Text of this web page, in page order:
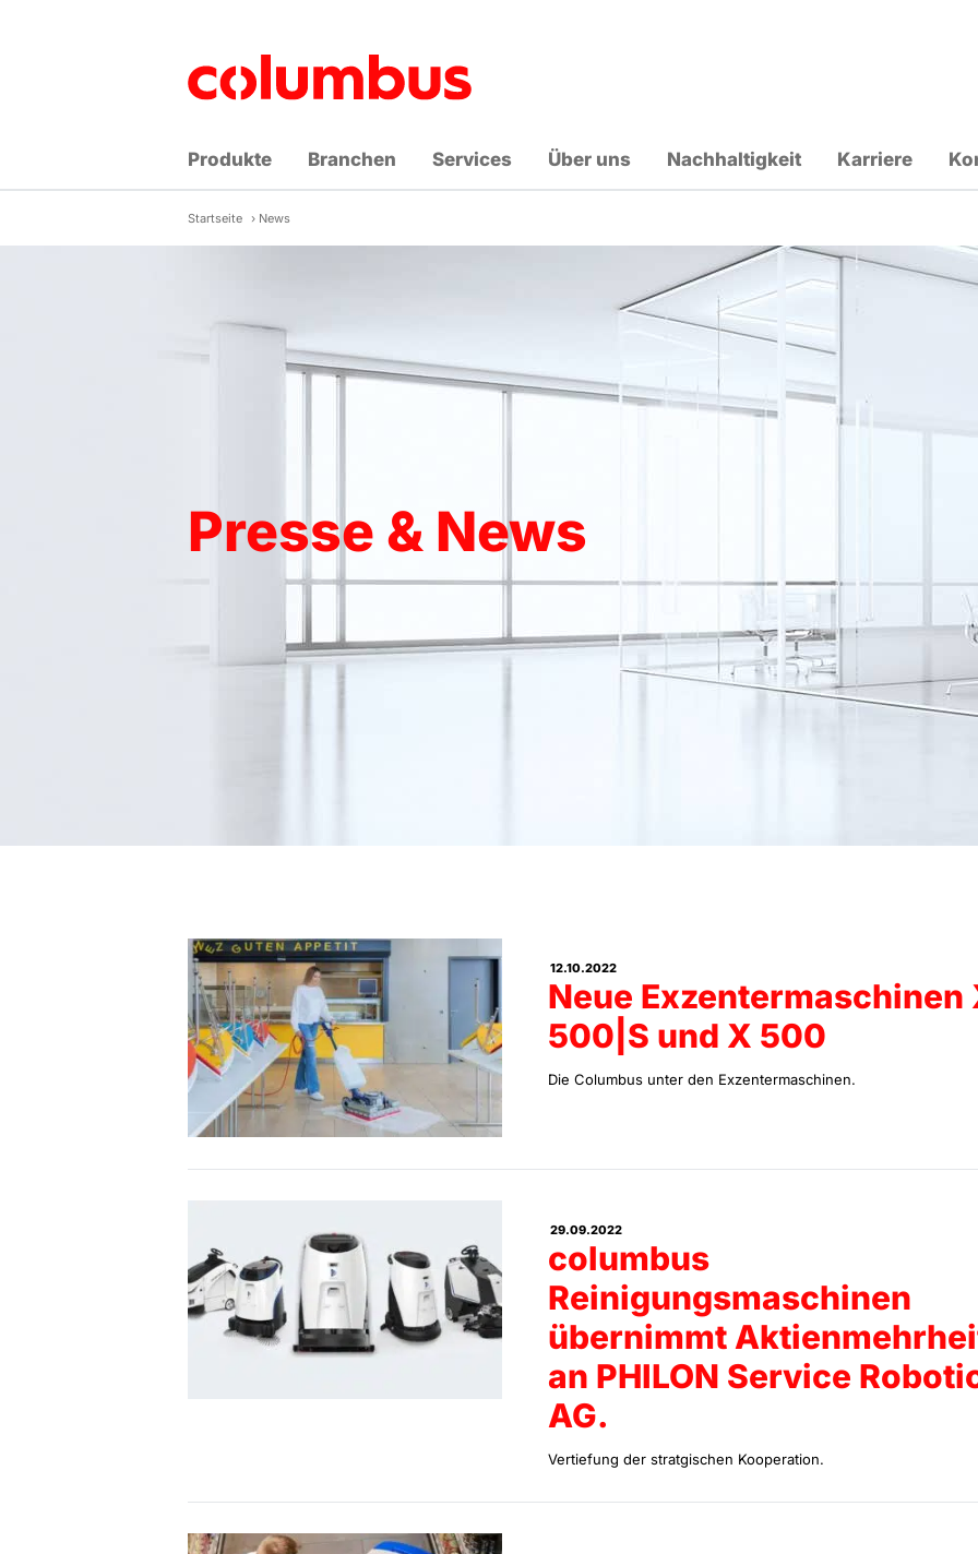
Produkte Branchen Services Über uns Nachhaltigkeit Karriere
Startseite › News
Presse & News
Neue Exzentermaschinen
500|S und X 500
Die Columbus unter den Exzentermaschinen.
12.10.2022
columbus
Reinigungsmaschinen
übernimmt
an PHILON Service
AG.
Vertiefung der stratgischen Kooperation.
29.09.2022